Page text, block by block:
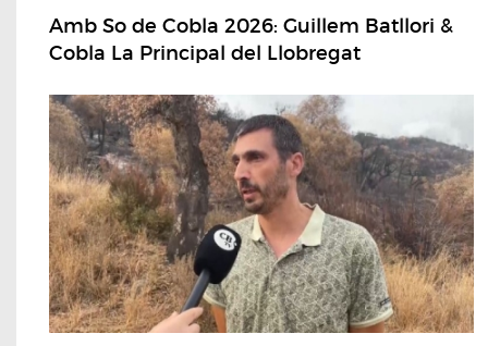
Amb So de Cobla 2026: Guillem Batllori &
Cobla La Principal del Llobregat